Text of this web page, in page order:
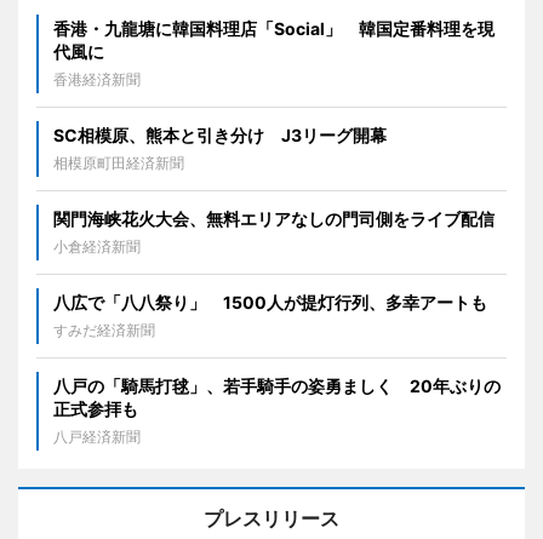
香港・九龍塘に韓国料理店「Social」 韓国定番料理を現
代風に
香港経済新聞
SC相模原、熊本と引き分け J3リーグ開幕
相模原町田経済新聞
関門海峡花火大会、無料エリアなしの門司側をライブ配信
小倉経済新聞
八広で「八八祭り」 1500人が提灯行列、多幸アートも
すみだ経済新聞
八戸の「騎馬打毬」、若手騎手の姿勇ましく 20年ぶりの
正式参拝も
八戸経済新聞
プレスリリース